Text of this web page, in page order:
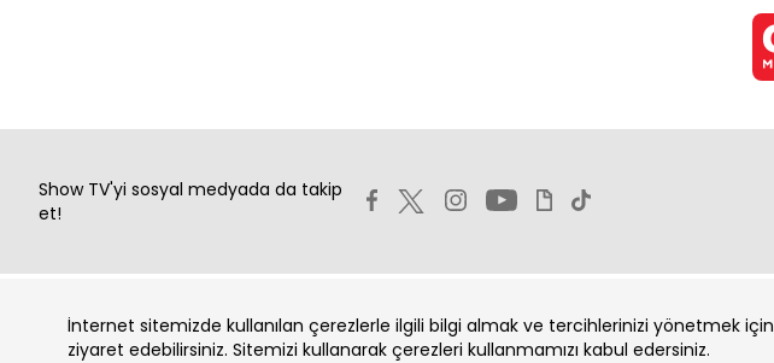
İnternet sitemizde kullanılan çerezlerle ilgili bilgi almak ve tercihlerinizi yönetmek için
ziyaret edebilirsiniz. Sitemizi kullanarak çerezleri kullanmamızı kabul edersiniz.
Show TV'yi sosyal medyada da takip
et!
Copyright 2026 Show Televizyon Yayıncılık A.Ş.